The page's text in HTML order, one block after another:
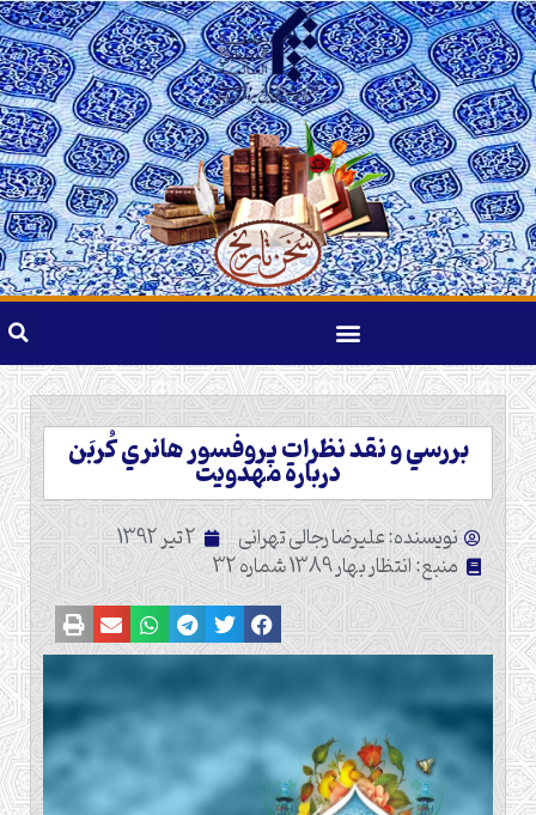
بررسي و نقد نظرات پروفسور هانري كُربَن
دربارة مهدويت
نویسنده: علیرضا رجالی تهرانی 2 تیر 1392
منبع: انتظار بهار 1389 شماره 32